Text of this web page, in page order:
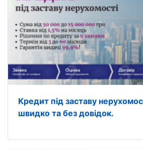
Кредит під заставу
швидко та без довідок.